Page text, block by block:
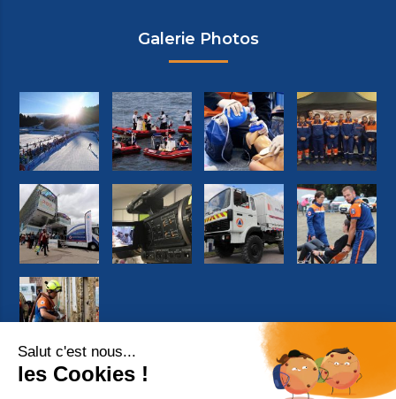
Galerie Photos